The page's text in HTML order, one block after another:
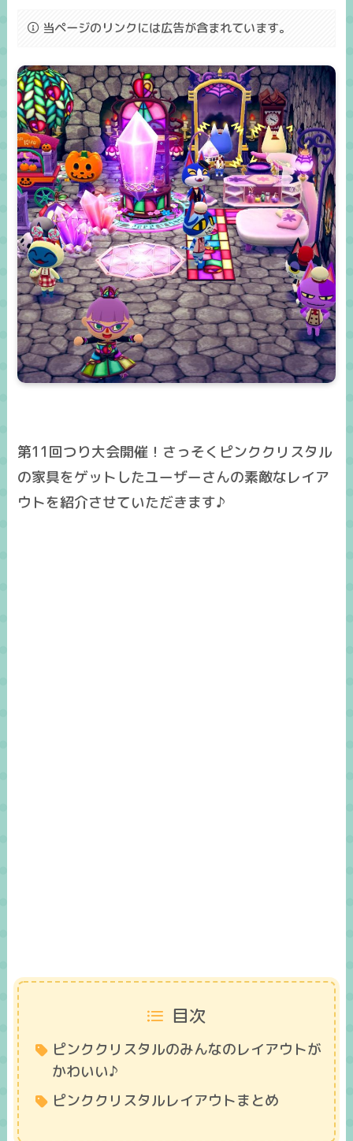
当ページのリンクには広告が含まれています。
第11回つり大会開催！さっそくピンククリスタル
の家具をゲットしたユーザーさんの素敵なレイア
ウトを紹介させていただきます♪
目次
ピンククリスタルのみんなのレイアウトが
かわいい♪
ピンククリスタルレイアウトまとめ